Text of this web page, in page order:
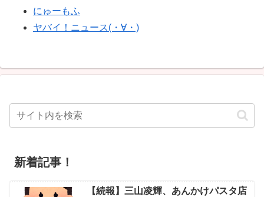
にゅーもふ
ヤバイ！ニュース(・∀・)
新着記事！
【続報】三山凌輝、あんかけパスタ店